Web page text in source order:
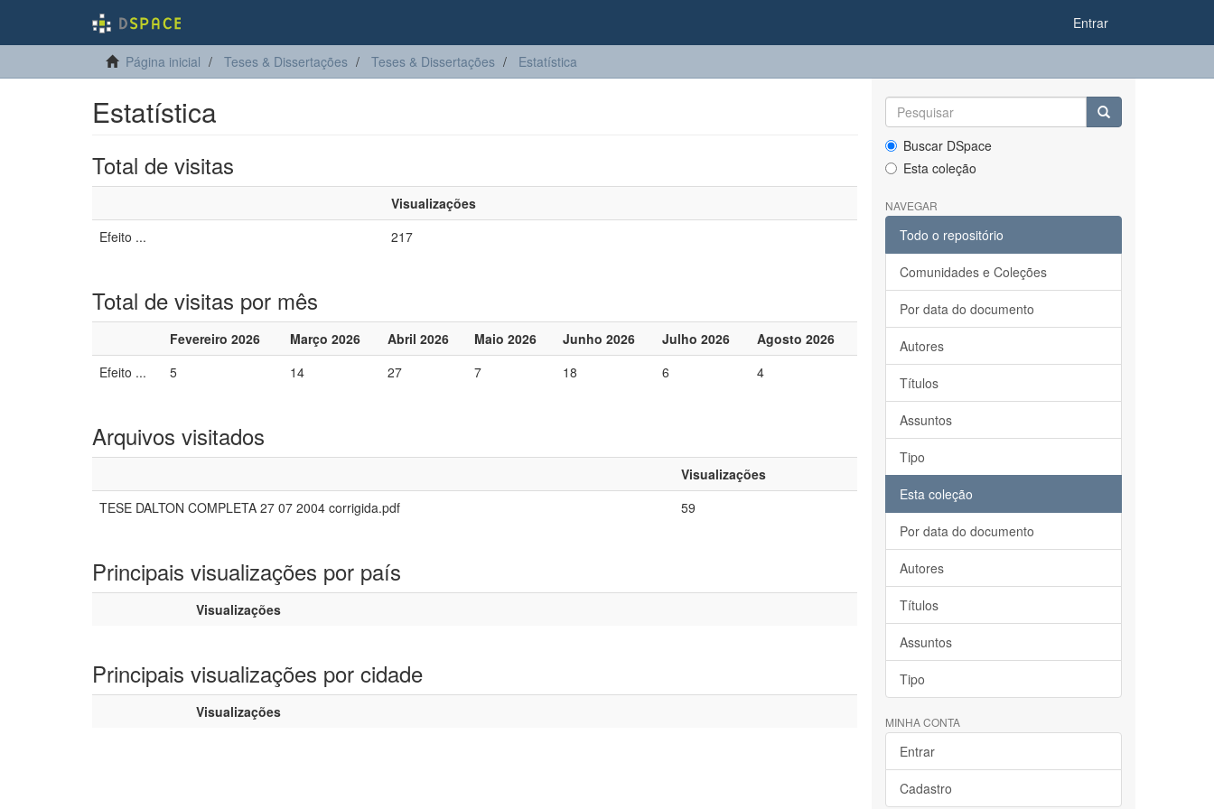
Entrar
Página inicial Teses & Dissertações Teses & Dissertações Estatística
Estatística
Total de visitas
Visualizações
Efeito ...
217
Total de visitas por mês
Fevereiro 2026 Março 2026 Abril 2026 Maio 2026 Junho 2026 Julho 2026
Agosto 2026
Efeito ...
5 14 27 7 18 6 4
Arquivos visitados
Visualizações
TESE DALTON COMPLETA 27 07 2004 corrigida.pdf
59
Principais visualizações por país
Visualizações
Principais visualizações por cidade
Visualizações
Buscar DSpace
Esta coleção
NAVEGAR
Todo o repositório
Comunidades e Coleções
Por data do documento
Autores
Títulos
Assuntos
Tipo
Esta coleção
Por data do documento
Autores
Títulos
Assuntos
Tipo
MINHA CONTA
Entrar
Cadastro